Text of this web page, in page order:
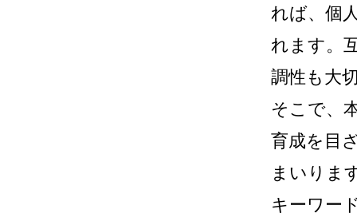
れば、個
れます。
調性も大
そこで、
育成を目
まいりま
キーワー